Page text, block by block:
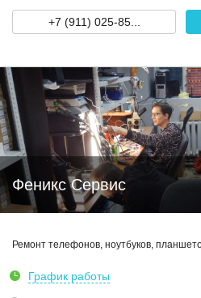
+7 (911) 025-85...
Феникс Сервис
Ремонт телефонов, ноутбуков,
График работы